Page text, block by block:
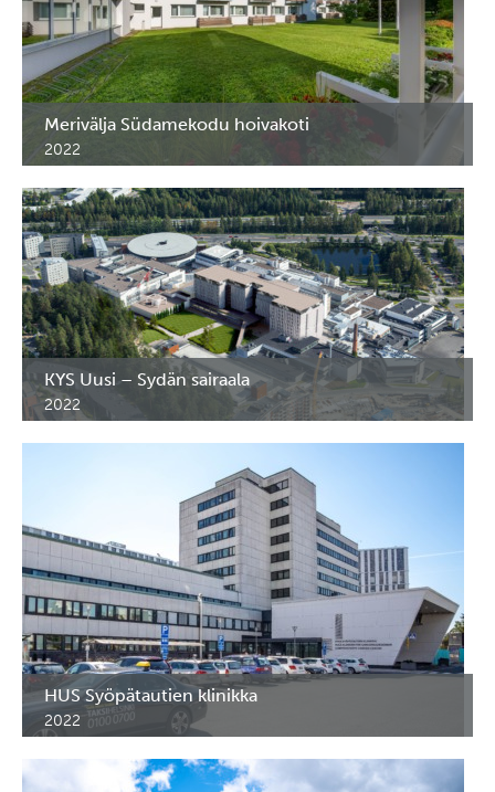
Merivälja Südamekodu hoivakoti
2022
Lääkekaapit Merivälja Südamekodu hoivakotiin.
KYS Uusi – Sydän sairaala
2022
RST-kalusteet KYS Uusi - Sydän sairaalaan. Kuopio.
HUS Syöpätautien klinikka
2022
RST-kalusteet HUS Syöpätautien klinikkaan. Helsinki.